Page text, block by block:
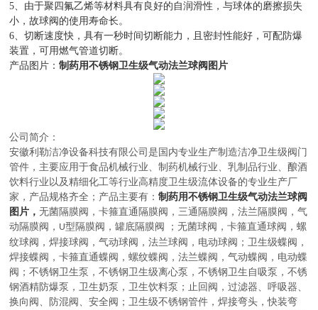
5、由于聚四氟乙烯等材料具有良好的自润滑性，与球体的磨擦损失
小，故球阀的使用寿命长。
6、切断速度快，具有一秒时间切断能力，且密封性能好，可配防爆
装置，可用燃气管道切断。
产品图片：制药用不锈钢卫生级气动法兰球阀图片
公司简介：
安徽利勒洁净设备科技有限公司是 国内专业生产制造洁净卫生级阀门
管件，主要应用于食品机械行业、制药机械行业、乳制品行业、酿酒
饮料行业以及精细化工等行业高精度卫生级流体设备的专业生产厂
家， 产品规格齐全；产品主要有：制药用不锈钢卫生级气动法兰球阀
图片，无菌隔膜阀 ，卡箍直通隔膜阀，三通隔膜阀，法兰隔膜阀，气
动隔膜阀， U型隔膜阀，罐底隔膜阀 ；无菌球阀 ，卡箍直通球阀，螺
纹球阀，焊接球阀，气动球阀，法兰球阀，电动球阀 ；卫生级蝶阀 ，
焊接蝶阀，卡箍直通蝶阀，螺纹蝶阀，法兰蝶阀，气动蝶阀，电动蝶
阀 ；不锈钢卫生泵 ，不锈钢卫生级离心泵，不锈钢卫生自吸泵，不锈
钢酒精防爆泵，卫生奶泵，卫生饮料泵 ； 止回阀，过滤器、呼吸器、
换向阀、防混阀、安全阀 ；卫生级不锈钢管件 ，焊接弯头，快装弯